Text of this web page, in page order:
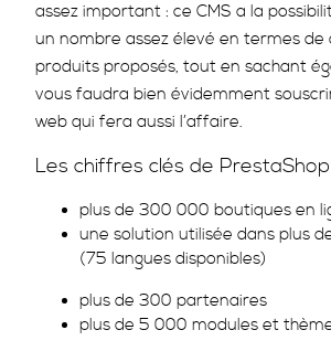
assez important : ce CMS a la
un nombre assez élevé en termes de
produits proposés, tout en sachant
vous faudra bien évidemment
web qui fera aussi l’affaire.
Les chiffres clés de
plus de 300 000 boutiques en
une solution utilisée dans plus
(75 langues disponibles)
plus de 300 partenaires
plus de 5 000 modules et